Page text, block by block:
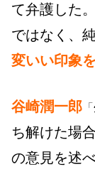
て弁護した
ではなく、
変いい印象
谷崎潤一郎 「
ち解けた場
の意見を述